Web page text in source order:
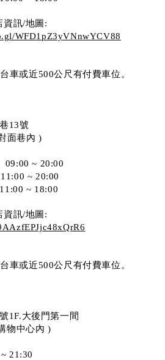
資訊/地圖:
WFD1pZ3yVNnwYCV88
車或近500公尺有付費車位。
13號
面巷內 )
09:00 ~ 20:00
~ 20:00
~ 18:00
資訊/地圖:
車或近500公尺有付費車位。
1F.大後門第一間
物中心內 )
21:30